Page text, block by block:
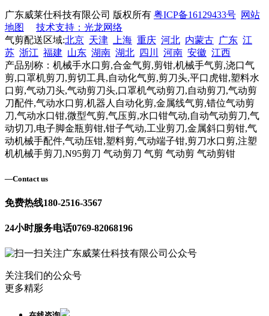
广东威莱仕科技有限公司 版权所有 粤ICP备16129433号 网站
地图
技术支持：光龙网络
气剪配送区域:北京 天津 上海 重庆 河北 内蒙古 广东 江
苏 浙江 福建 山东 湖南 湖北 四川 河南 安徽 江西
产品别称：机械手水口剪,合金气剪,剪钳,机械手气剪,浇口气
剪,口罩机剪刀,剪切工具,自动化气剪,剪刀头,平口虎钳,塑料水
口剪,气动刀头,气动剪刀头,口罩机气动剪刀,自动剪刀,气动剪
刀配件,气动水口剪,机器人自动化剪,金属线气剪,错位气动剪
刀,气动水口钳,微型气剪,气压剪,水口钳气动,自动气动剪刀,气
动切刀,电子脚金瓶剪钳,钳子气动,工业剪刀,金属斜口剪钳,气
动机械手配件,气动压钳,塑料剪,气动端子钳,剪刀水口剪,注塑
机机械手剪刀,N95剪刀 气动剪刀 气剪 气动剪 气动剪钳
—Contact us
免费热线180-2516-3567
24小时服务电话0769-82068196
关注我们的公众号
更多精彩